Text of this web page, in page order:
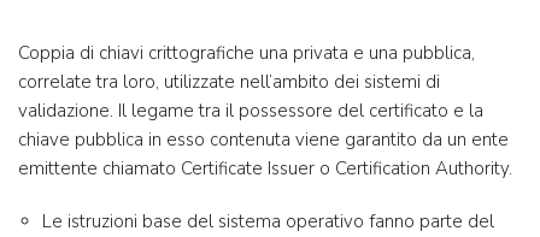
Coppia di chiavi crittografiche una privata e una pubblica,
correlate tra loro, utilizzate nell’ambito dei sistemi di
validazione. Il legame tra il possessore del certificato e la
chiave pubblica in esso contenuta viene garantito da un ente
emittente chiamato Certificate Issuer o Certification Authority.
Le istruzioni base del sistema operativo fanno parte del